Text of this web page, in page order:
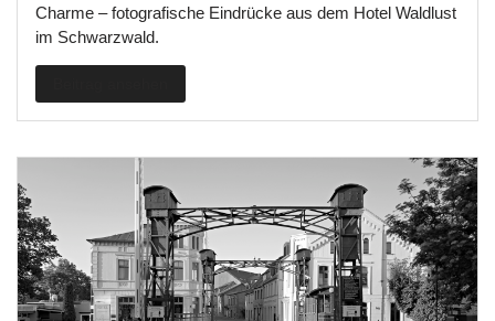
Charme – fotografische Eindrücke aus dem Hotel Waldlust
im Schwarzwald.